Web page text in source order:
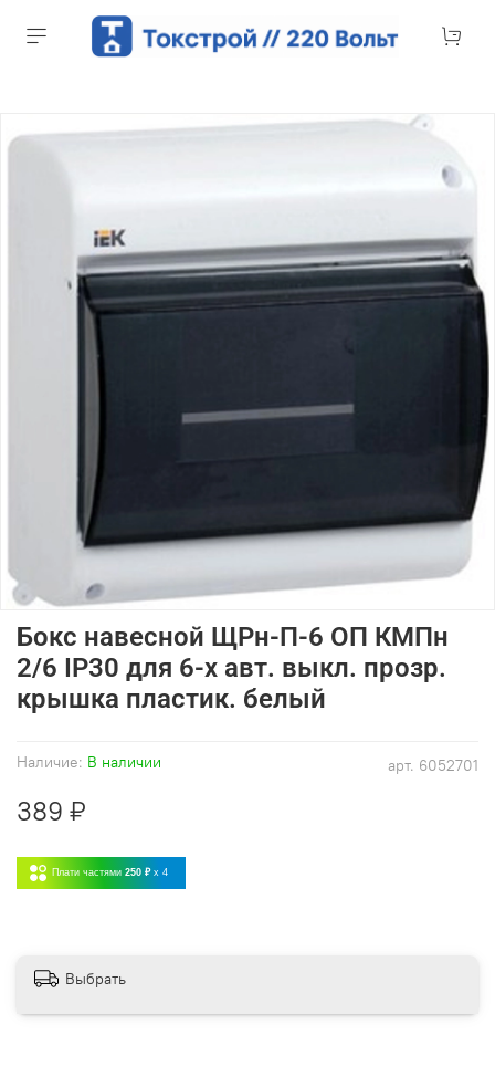
арт. 6052701
Наличие: В наличии
Бокс навесной ЩРн-П-6 ОП КМПн
2/6 IP30 для 6-х авт. выкл. прозр.
крышка пластик. белый
389 ₽
Плати частями 250 ₽ x 4
Выбрать